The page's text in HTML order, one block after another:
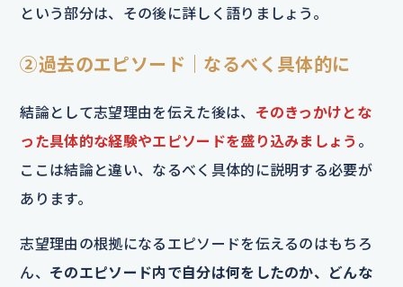
という部分は、その後に詳しく語りましょう。
②過去のエピソード｜なるべく具体的に
結論として志望理由を伝えた後は、 そのきっかけとな
った具体的な経験やエピソードを盛り込みましょう 。
ここは結論と違い、なるべく具体的に説明する必要が
あります。
志望理由の根拠になるエピソードを伝えるのはもちろ
ん、 そのエピソード内で自分は何をしたのか、どんな